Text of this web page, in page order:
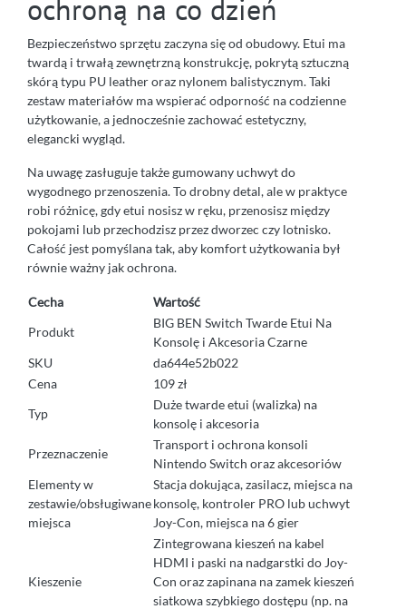
ochroną na co dzień
Bezpieczeństwo sprzętu zaczyna się od obudowy. Etui ma
twardą i trwałą zewnętrzną konstrukcję, pokrytą sztuczną
skórą typu PU leather oraz nylonem balistycznym. Taki
zestaw materiałów ma wspierać odporność na codzienne
użytkowanie, a jednocześnie zachować estetyczny,
elegancki wygląd.
Na uwagę zasługuje także gumowany uchwyt do
wygodnego przenoszenia. To drobny detal, ale w praktyce
robi różnicę, gdy etui nosisz w ręku, przenosisz między
pokojami lub przechodzisz przez dworzec czy lotnisko.
Całość jest pomyślana tak, aby komfort użytkowania był
równie ważny jak ochrona.
Cecha
Wartość
Produkt
BIG BEN Switch Twarde Etui Na
Konsolę i Akcesoria Czarne
SKU
da644e52b022
Cena
109 zł
Typ
Duże twarde etui (walizka) na
konsolę i akcesoria
Przeznaczenie
Transport i ochrona konsoli
Nintendo Switch oraz akcesoriów
Elementy w
zestawie/obsługiwane
miejsca
Stacja dokująca, zasilacz, miejsca na
konsolę, kontroler PRO lub uchwyt
Joy-Con, miejsca na 6 gier
Kieszenie
Zintegrowana kieszeń na kabel
HDMI i paski na nadgarstki do Joy-
Con oraz zapinana na zamek kieszeń
siatkowa szybkiego dostępu (np. na